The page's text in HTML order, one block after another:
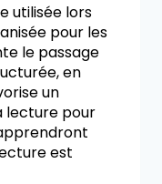
utilisée lors
pour les
le passage
en
un
lecture pour
est